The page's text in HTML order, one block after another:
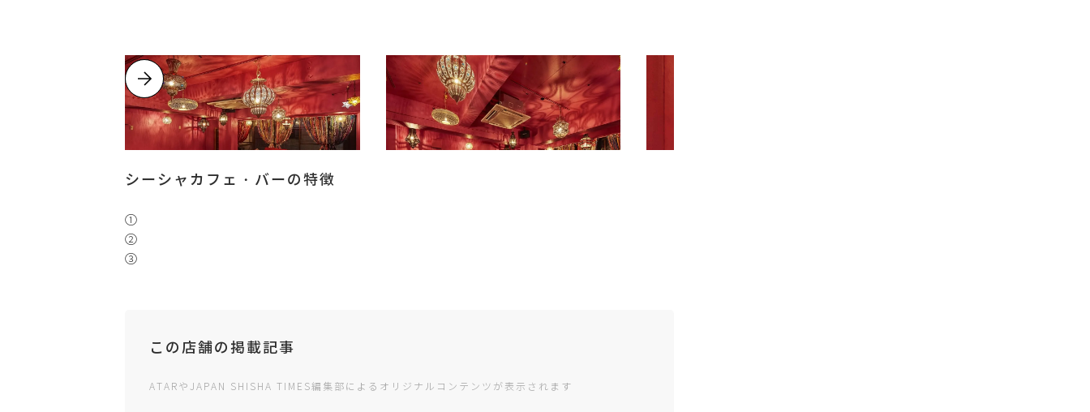
シーシャカフェ・バーの特徴
①
②
③
この店舗の掲載記事
ATARやJAPAN SHISHA TIMES編集部によるオリジナルコンテンツが表示されます